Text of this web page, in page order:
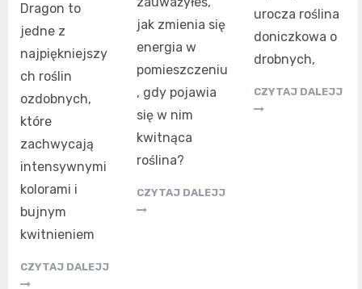
Dragon to
jedne z
najpiękniejszy
ch roślin
ozdobnych,
które
zachwycają
intensywnymi
kolorami i
bujnym
kwitnieniem
CZYTAJ DALEJJ
jak zmienia się
energia w
pomieszczeniu
, gdy pojawia
się w nim
kwitnąca
roślina?
CZYTAJ DALEJJ
urocza roślina
doniczkowa o
drobnych,
CZYTAJ DALEJJ